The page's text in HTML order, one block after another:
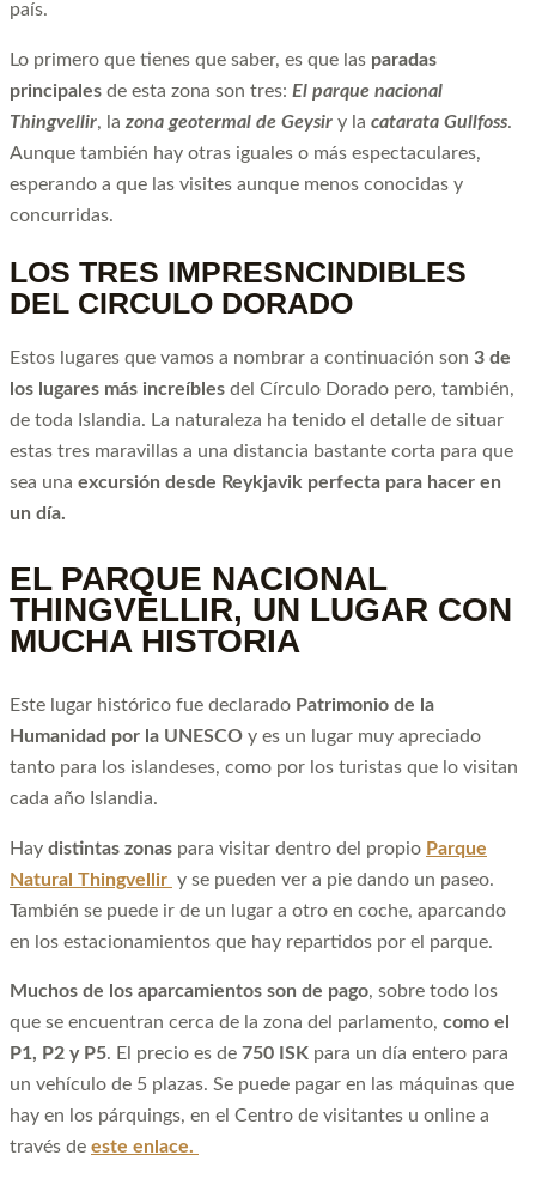
país.
Lo primero que tienes que saber, es que las paradas
principales de esta zona son tres: El parque nacional
Thingvellir, la zona geotermal de Geysir y la catarata Gullfoss.
Aunque también hay otras iguales o más espectaculares,
esperando a que las visites aunque menos conocidas y
concurridas.
LOS TRES IMPRESNCINDIBLES
DEL CIRCULO DORADO
Estos lugares que vamos a nombrar a continuación son 3 de
los lugares más increíbles del Círculo Dorado pero, también,
de toda Islandia. La naturaleza ha tenido el detalle de situar
estas tres maravillas a una distancia bastante corta para que
sea una excursión desde Reykjavik perfecta para hacer en
un día.
EL PARQUE NACIONAL
THINGVELLIR, UN LUGAR CON
MUCHA HISTORIA
Este lugar histórico fue declarado Patrimonio de la
Humanidad por la UNESCO y es un lugar muy apreciado
tanto para los islandeses, como por los turistas que lo visitan
cada año Islandia.
Hay distintas zonas para visitar dentro del propio Parque
Natural Thingvellir y se pueden ver a pie dando un paseo.
También se puede ir de un lugar a otro en coche, aparcando
en los estacionamientos que hay repartidos por el parque.
Muchos de los aparcamientos son de pago, sobre todo los
que se encuentran cerca de la zona del parlamento, como el
P1, P2 y P5. El precio es de 750 ISK para un día entero para
un vehículo de 5 plazas. Se puede pagar en las máquinas que
hay en los párquings, en el Centro de visitantes u online a
través de este enlace.